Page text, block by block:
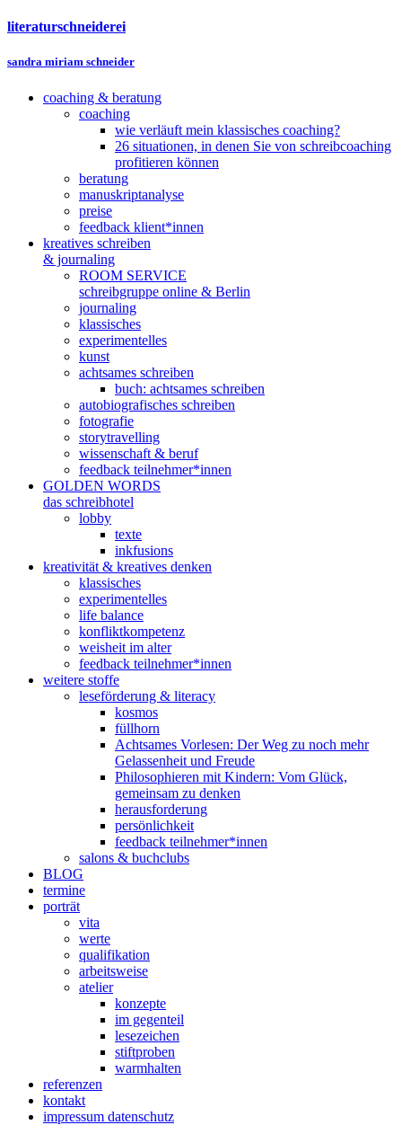
literaturschneiderei
sandra miriam schneider
coaching & beratung
coaching
wie verläuft mein klassisches coaching?
26 situationen, in denen Sie von schreibcoaching
profitieren können
beratung
manuskriptanalyse
preise
feedback klient*innen
kreatives schreiben
& journaling
ROOM SERVICE
schreibgruppe online & Berlin
journaling
klassisches
experimentelles
kunst
achtsames schreiben
buch: achtsames schreiben
autobiografisches schreiben
fotografie
storytravelling
wissenschaft & beruf
feedback teilnehmer*innen
GOLDEN WORDS
das schreibhotel
lobby
texte
inkfusions
kreativität & kreatives denken
klassisches
experimentelles
life balance
konfliktkompetenz
weisheit im alter
feedback teilnehmer*innen
weitere stoffe
leseförderung & literacy
kosmos
füllhorn
Achtsames Vorlesen: Der Weg zu noch mehr
Gelassenheit und Freude
Philosophieren mit Kindern: Vom Glück,
gemeinsam zu denken
herausforderung
persönlichkeit
feedback teilnehmer*innen
salons & buchclubs
BLOG
termine
porträt
vita
werte
qualifikation
arbeitsweise
atelier
konzepte
im gegenteil
lesezeichen
stiftproben
warmhalten
referenzen
kontakt
impressum datenschutz